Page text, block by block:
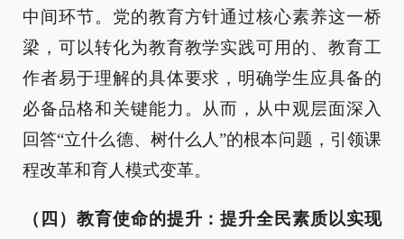
中间环节。党的教育方针通过核心素养这一桥
梁，可以转化为教育教学实践可用的、教育工
作者易于理解的具体要求，明确学生应具备的
必备品格和关键能力。从而，从中观层面深入
回答“立什么德、树什么人”的根本问题，引领课
程改革和育人模式变革。
（四）教育使命的提升：提升全民素质以实现